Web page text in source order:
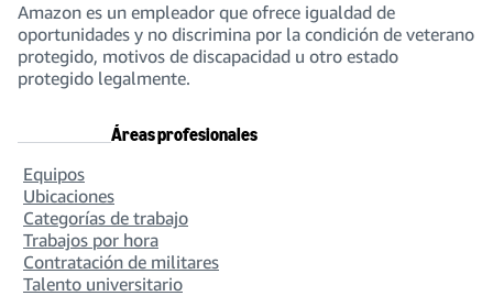
Amazon es un empleador que ofrece igualdad de
oportunidades y no discrimina por la condición de veterano
protegido, motivos de discapacidad u otro estado
protegido legalmente.
Áreas profesionales
Equipos
Ubicaciones
Categorías de trabajo
Trabajos por hora
Contratación de militares
Talento universitario